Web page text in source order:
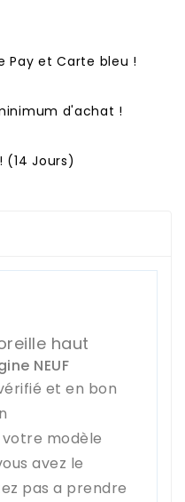
Pay et Carte bleu !
d'achat !
(14 Jours)
haut
NEUF
et en bon
modèle
avez le
pas a prendre